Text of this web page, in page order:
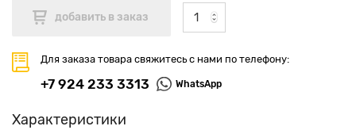
Для заказа товара свяжитесь с нами по телефону:
+7 924 233 3313 WhatsApp
Характеристики